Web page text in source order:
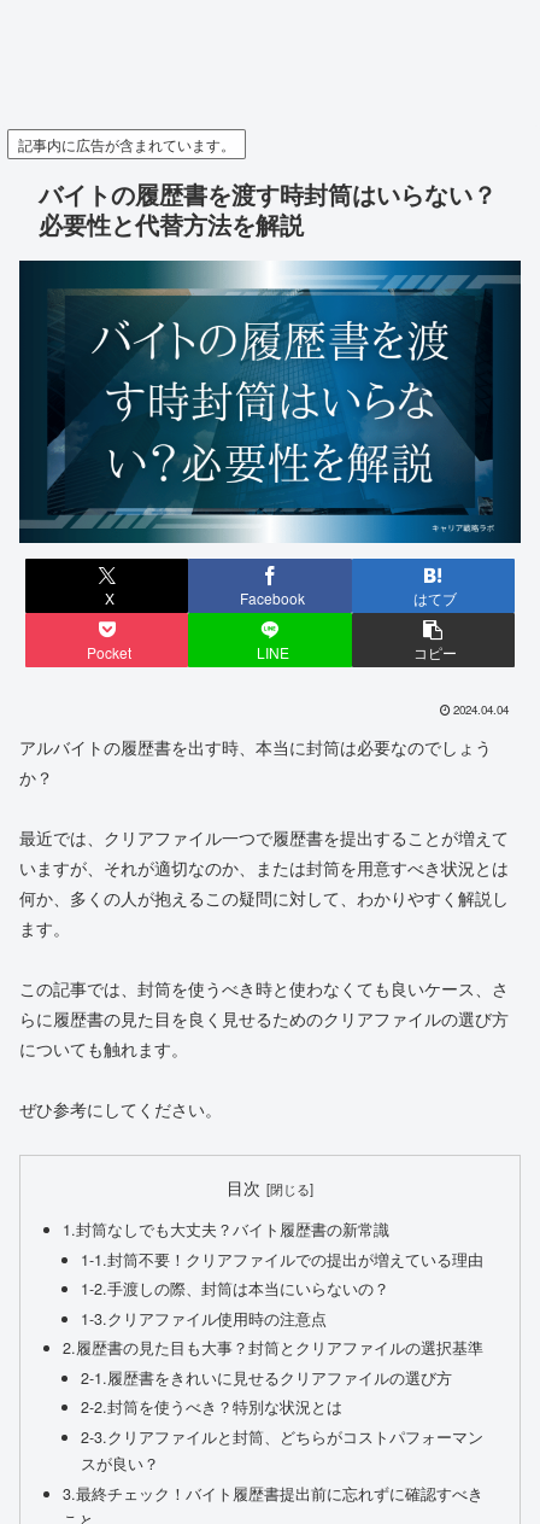
記事内に広告が含まれています。
バイトの履歴書を渡す時封筒はいらない？
必要性と代替方法を解説
X Facebook はてブ
Pocket LINE コピー
2024.04.04
アルバイトの履歴書を出す時、本当に封筒は必要なのでしょう
か？
最近では、クリアファイル一つで履歴書を提出することが増えて
いますが、それが適切なのか、または封筒を用意すべき状況とは
何か、多くの人が抱えるこの疑問に対して、わかりやすく解説し
ます。
この記事では、封筒を使うべき時と使わなくても良いケース、さ
らに履歴書の見た目を良く見せるためのクリアファイルの選び方
についても触れます。
ぜひ参考にしてください。
目次
1.封筒なしでも大丈夫？バイト履歴書の新常識
1-1.封筒不要！クリアファイルでの提出が増えている理由
1-2.手渡しの際、封筒は本当にいらないの？
1-3.クリアファイル使用時の注意点
2.履歴書の見た目も大事？封筒とクリアファイルの選択基準
2-1.履歴書をきれいに見せるクリアファイルの選び方
2-2.封筒を使うべき？特別な状況とは
2-3.クリアファイルと封筒、どちらがコストパフォーマン
スが良い？
3.最終チェック！バイト履歴書提出前に忘れずに確認すべき